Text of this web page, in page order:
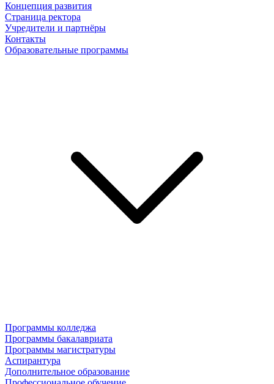
Концепция развития
Страница ректора
Учредители и партнёры
Контакты
Образовательные программы
Программы колледжа
Программы бакалавриата
Программы магистратуры
Аспирантура
Дополнительное образование